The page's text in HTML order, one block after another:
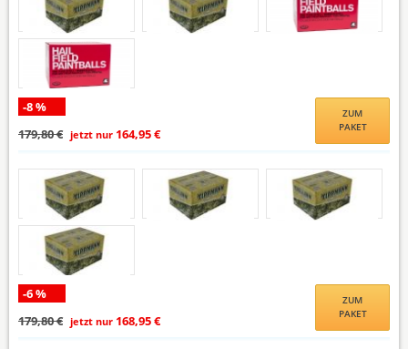
-8 %
179,80 € jetzt nur 164,95 €
ZUM
PAKET
-6 %
179,80 € jetzt nur 168,95 €
ZUM
PAKET